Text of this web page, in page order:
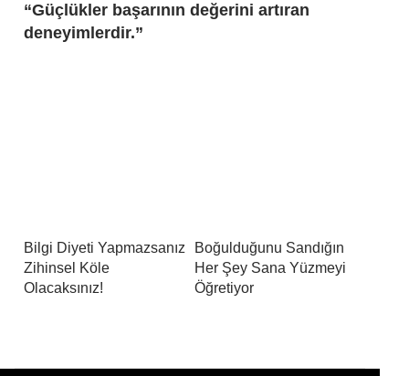
“Güçlükler başarının değerini artıran
deneyimlerdir.”
Bilgi Diyeti Yapmazsanız
Zihinsel Köle
Olacaksınız!
Boğulduğunu Sandığın
Her Şey Sana Yüzmeyi
Öğretiyor